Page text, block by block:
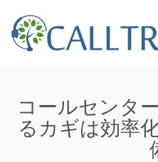
コールセンタ
るカギは効率